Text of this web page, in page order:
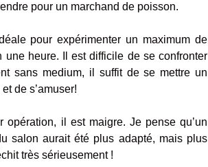
pour un marchand de poisson.
pour expérimenter un maximum de
une heure. Il est difficile de se confronter
sans medium, il suffit de se mettre un
de s’amuser!
opération, il est maigre. Je pense qu’un
salon aurait été plus adapté, mais plus
très sérieusement !